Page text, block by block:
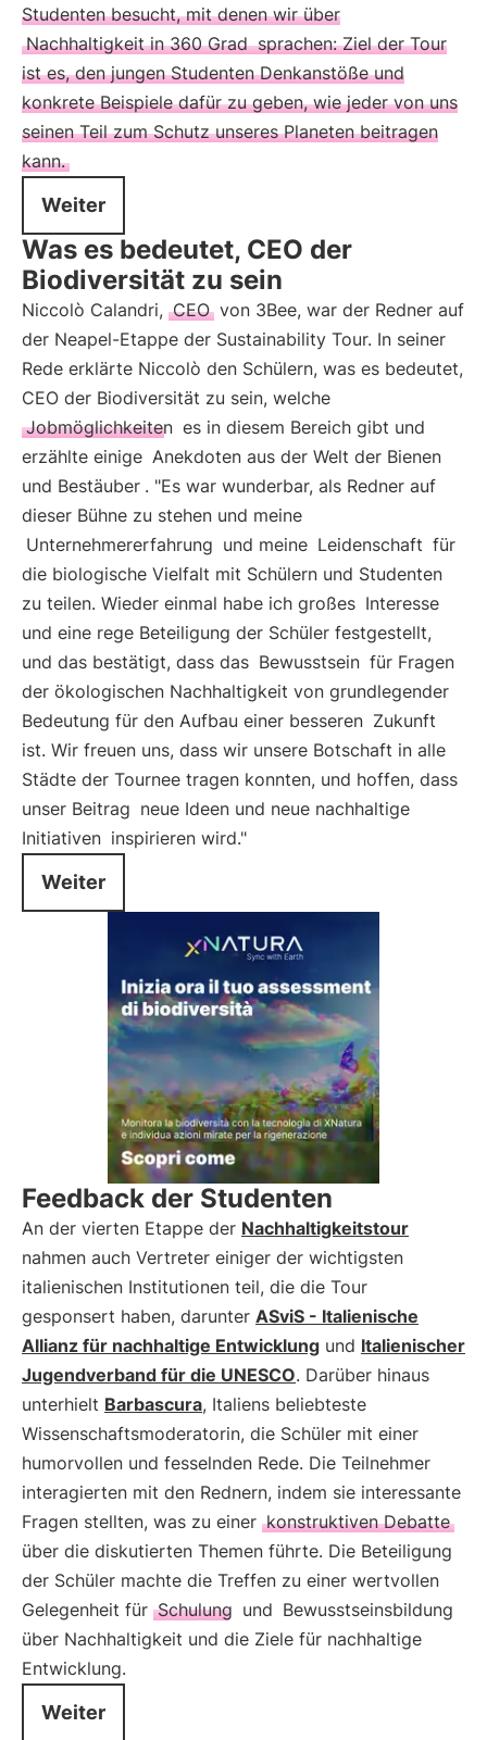
Studenten besucht, mit denen wir über
Nachhaltigkeit in 360 Grad sprachen: Ziel der Tour
ist es, den jungen Studenten Denkanstöße und
konkrete Beispiele dafür zu geben, wie jeder von uns
seinen Teil zum Schutz unseres Planeten beitragen
kann.
Weiter
Was es bedeutet, CEO der
Biodiversität zu sein
Niccolò Calandri, CEO von 3Bee, war der Redner auf
der Neapel-Etappe der Sustainability Tour. In seiner
Rede erklärte Niccolò den Schülern, was es bedeutet,
CEO der Biodiversität zu sein, welche
Jobmöglichkeiten es in diesem Bereich gibt und
erzählte einige Anekdoten aus der Welt der Bienen
und Bestäuber . "Es war wunderbar, als Redner auf
dieser Bühne zu stehen und meine
Unternehmererfahrung und meine Leidenschaft für
die biologische Vielfalt mit Schülern und Studenten
zu teilen. Wieder einmal habe ich großes Interesse
und eine rege Beteiligung der Schüler festgestellt,
und das bestätigt, dass das Bewusstsein für Fragen
der ökologischen Nachhaltigkeit von grundlegender
Bedeutung für den Aufbau einer besseren Zukunft
ist. Wir freuen uns, dass wir unsere Botschaft in alle
Städte der Tournee tragen konnten, und hoffen, dass
unser Beitrag neue Ideen und neue nachhaltige
Initiativen inspirieren wird."
Weiter
Feedback der Studenten
An der vierten Etappe der Nachhaltigkeitstour
nahmen auch Vertreter einiger der wichtigsten
italienischen Institutionen teil, die die Tour
gesponsert haben, darunter ASviS - Italienische
Allianz für nachhaltige Entwicklung und Italienischer
Jugendverband für die UNESCO. Darüber hinaus
unterhielt Barbascura, Italiens beliebteste
Wissenschaftsmoderatorin, die Schüler mit einer
humorvollen und fesselnden Rede. Die Teilnehmer
interagierten mit den Rednern, indem sie interessante
Fragen stellten, was zu einer konstruktiven Debatte
über die diskutierten Themen führte. Die Beteiligung
der Schüler machte die Treffen zu einer wertvollen
Gelegenheit für Schulung und Bewusstseinsbildung
über Nachhaltigkeit und die Ziele für nachhaltige
Entwicklung.
Weiter